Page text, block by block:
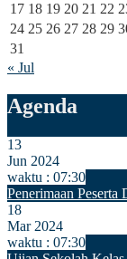
17 18 19 20 21 22
24 25 26 27 28 29
31
« Jul
Agenda
13
Jun 2024
waktu : 07:30
Penerimaan
18
Mar 2024
waktu : 07:30